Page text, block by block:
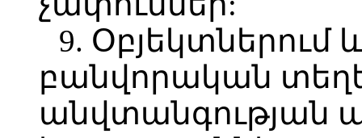
9.
բանվորական
անվտանգության